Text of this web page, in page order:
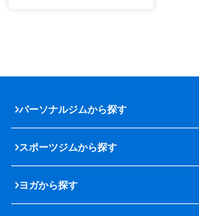
パーソナルジムから探す
スポーツジムから探す
ヨガから探す